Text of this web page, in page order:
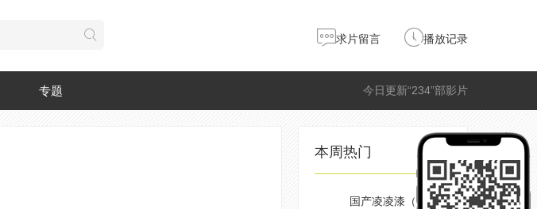
求片留言 播放记录
今日更新“234”部影片
专题
本周热门
国产凌凌漆（粤语